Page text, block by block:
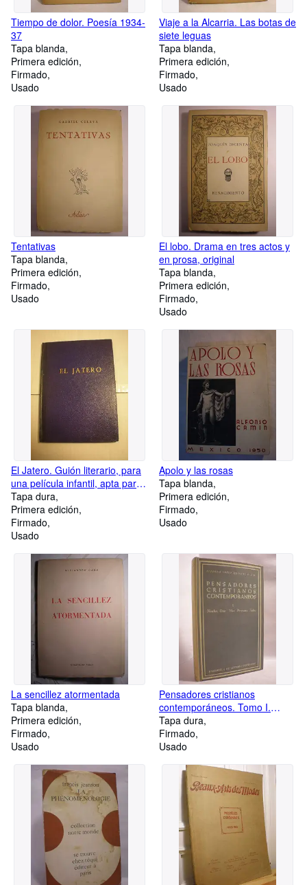
Tiempo de dolor. Poesía 1934-
37
Tapa blanda
Primera edición
Firmado
Usado
Viaje a la Alcarria. Las botas de
siete leguas
Tapa blanda
Primera edición
Firmado
Usado
Tentativas
Tapa blanda
Primera edición
Firmado
Usado
El lobo. Drama en tres actos y
en prosa, original
Tapa blanda
Primera edición
Firmado
Usado
El Jatero. Guión literario, para
una película infantil, apta para
mayores
Tapa dura
Primera edición
Firmado
Usado
Apolo y las rosas
Tapa blanda
Primera edición
Firmado
Usado
La sencillez atormentada
Tapa blanda
Primera edición
Firmado
Usado
Pensadores cristianos
contemporáneos. Tomo I.
Haecker, Ebner, Wust,
Przywara, Zubiri
Tapa dura
Firmado
Usado